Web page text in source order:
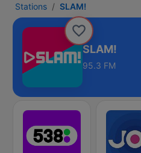
Stations SLAM!
SLAM!
95.3 FM